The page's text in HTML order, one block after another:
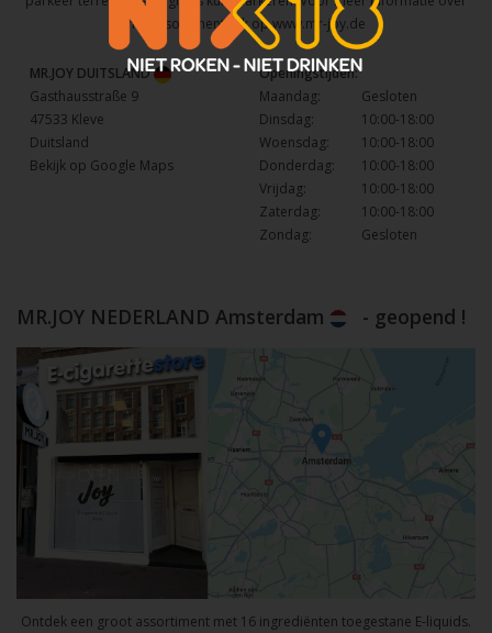
het assortiment kijk opwww.mr-joy.de
MR.JOY DUITSLAND
Gasthausstraße 9
47533 Kleve
Duitsland
Bekijk op Google Maps
Openingstijden:
Maandag:
Gesloten
Dinsdag:
10:00-18:00
Woensdag:
10:00-18:00
Donderdag:
10:00-18:00
Vrijdag:
10:00-18:00
Zaterdag:
10:00-18:00
Zondag:
Gesloten
MR.JOY NEDERLAND Amsterdam - geopend !
Ontdek een groot assortiment met 16 ingrediënten toegestane E-liquids.